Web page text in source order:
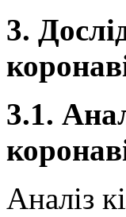
3.
3.1.
Аналіз